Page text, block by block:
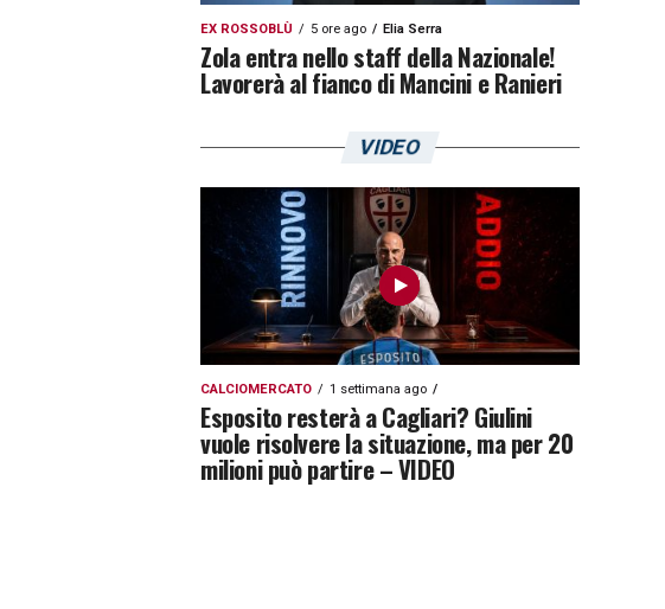
EX ROSSOBLÙ 5 ore ago Elia Serra
Zola entra nello staff della Nazionale!
Lavorerà al fianco di Mancini e Ranieri
VIDEO
CALCIOMERCATO 1 settimana ago
Esposito resterà a Cagliari? Giulini
vuole risolvere la situazione, ma per 20
milioni può partire – VIDEO